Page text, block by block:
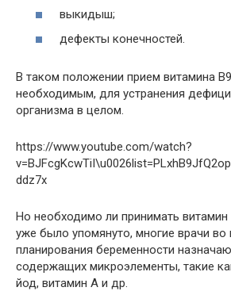
выкидыш;
дефекты конечностей.
В таком положении прием витамина
необходимым, для устранения
организма в целом.
https://www.youtube.com/watch?
ddz7x
Но необходимо ли принимать
уже было упомянуто, многие врачи во
планирования беременности
содержащих микроэлементы, такие
йод, витамин А и др.